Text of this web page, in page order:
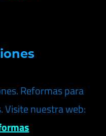
Reformas para
Visite nuestra web: